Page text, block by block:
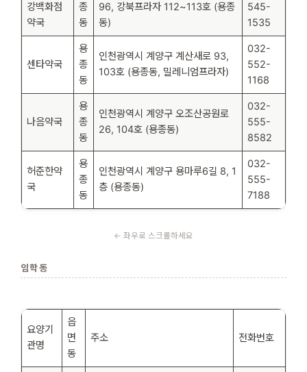
강백화점
약국
종
동
96, 강북프라자 112~113호 (용종
동)
545-
1535
센타약국
용
종
동
인천광역시 계양구 계산새로 93,
103호 (용종동, 밀레니엄프라자)
032-
552-
1168
나음약국
용
종
동
인천광역시 계양구 오조산공원로
26, 104호 (용종동)
032-
555-
8582
허준한약
국
용
종
동
인천광역시 계양구 용마루6길 8, 1
층 (용종동)
032-
555-
7188
임학동
요양기
관명
읍
면
동
주소 전화번호